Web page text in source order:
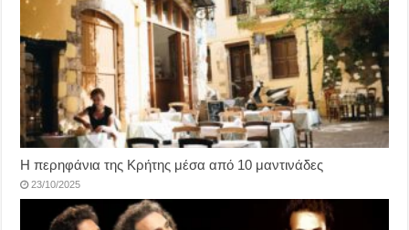
Η περηφάνια της Κρήτης μέσα από 10 μαντινάδες
23/10/2025